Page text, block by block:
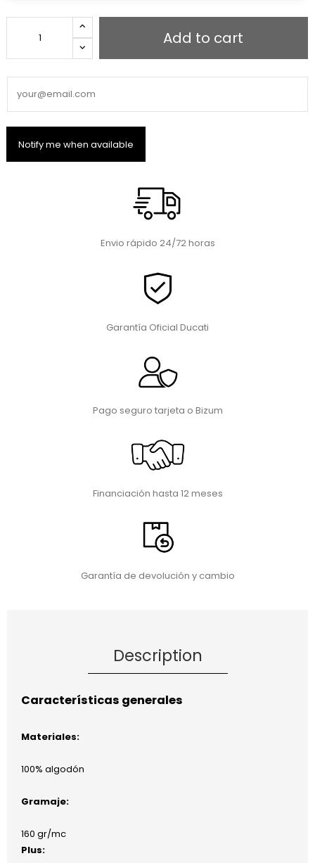
Add to cart
Envio rápido 24/72 horas
Garantía Oficial Ducati
Pago seguro tarjeta o Bizum
Financiación hasta 12 meses
Garantía de devolución y cambio
Description
Características generales
Materiales:
100% algodón
Gramaje:
160 gr/mc
Plus: